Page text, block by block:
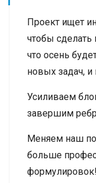
Проект ищет
чтобы сделать
что осень
новых задач,
Усиливаем
завершим
Меняем наш
больше
формулировок!